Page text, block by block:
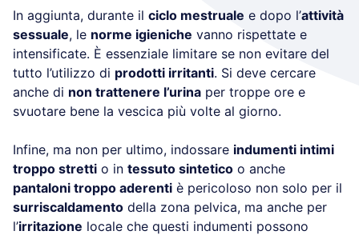
In aggiunta, durante il ciclo mestruale e dopo l’attività
sessuale, le norme igieniche vanno rispettate e
intensificate. È essenziale limitare se non evitare del
tutto l’utilizzo di prodotti irritanti. Si deve cercare
anche di non trattenere l’urina per troppe ore e
svuotare bene la vescica più volte al giorno.
Infine, ma non per ultimo, indossare indumenti intimi
troppo stretti o in tessuto sintetico o anche
pantaloni troppo aderenti è pericoloso non solo per il
surriscaldamento della zona pelvica, ma anche per
l’irritazione locale che questi indumenti possono